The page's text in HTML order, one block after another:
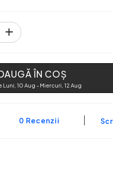
ÎN COȘ
Luni, 10 Aug - Miercuri, 12 Aug
0 Recenzii